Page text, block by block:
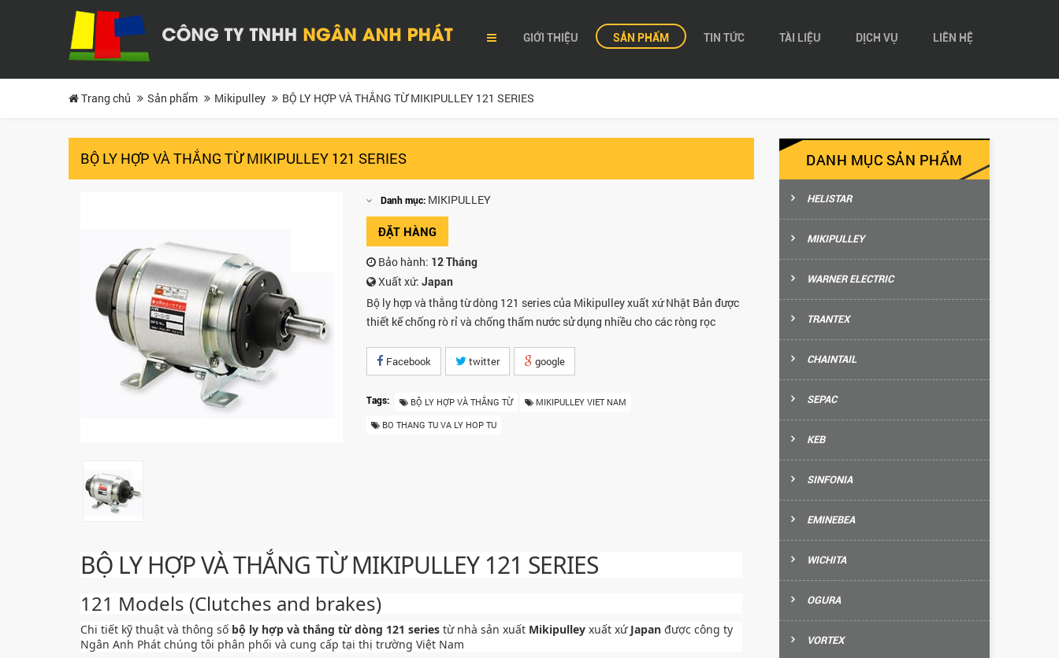
GIỚI THIỆU SẢN PHẨM TIN TỨC TÀI LIỆU DỊCH VỤ LIÊN HỆ
Trang chủ Sản phẩm Mikipulley BỘ LY HỢP VÀ THẮNG TỪ MIKIPULLEY 121 SERIES
BỘ LY HỢP VÀ THẮNG TỪ MIKIPULLEY 121 SERIES
Danh mục: MIKIPULLEY
ĐẶT HÀNG
Bảo hành: 12 Tháng
Xuất xứ: Japan
Bộ ly hợp và thắng từ dòng 121 series của Mikipulley xuất xứ Nhật Bản được
thiết kế chống rò rỉ và chống thấm nước sử dụng nhiều cho các ròng rọc
Facebook twitter google
Tags: BỘ LY HỢP VÀ THẮNG TỪ MIKIPULLEY VIET NAM
BO THANG TU VA LY HOP TU
BỘ LY HỢP VÀ THẮNG TỪ MIKIPULLEY 121 SERIES
121 Models (Clutches and brakes)
Chi tiết kỹ thuật và thông số bộ ly hợp và thắng từ dòng 121 series từ nhà sản xuất Mikipulley xuất xứ Japan được công ty
Ngân Anh Phát chúng tôi phân phối và cung cấp tại thị trường Việt Nam
DANH MỤC SẢN PHẨM
HELISTAR
MIKIPULLEY
WARNER ELECTRIC
TRANTEX
CHAINTAIL
SEPAC
KEB
SINFONIA
EMINEBEA
WICHITA
OGURA
VORTEX